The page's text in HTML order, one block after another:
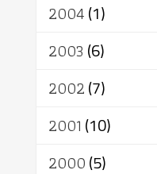
2004(1)
2003 (6)
2002(7)
2001 (10)
2000(5)